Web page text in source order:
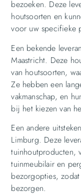
bezoeken. Deze
houtsoorten en
voor uw specifieke
Een bekende
Maastricht. Deze
van houtsoorten,
Ze hebben een
vakmanschap, en
bij het kiezen van
Een andere
Limburg. Deze
tuinhoutproducten,
tuinmeubilair en
bezorgopties,
bezorgen.